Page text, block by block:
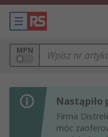
MPN
Nastąpiło
Firma
móc